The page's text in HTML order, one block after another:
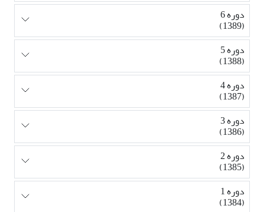
دوره 6
(1389)
دوره 5
(1388)
دوره 4
(1387)
دوره 3
(1386)
دوره 2
(1385)
دوره 1
(1384)